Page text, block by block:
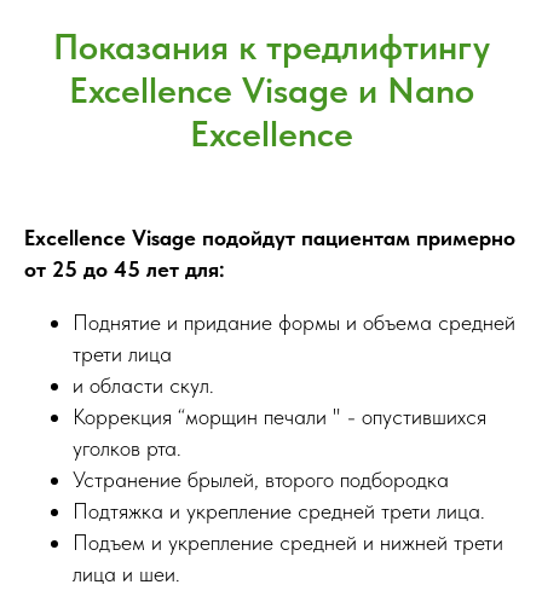
Показания к тредлифтингу
Excellence Visage и Nano
Excellence
Excellence Visage подойдут пациентам примерно
от 25 до 45 лет для:
Поднятие и придание формы и объема средней
трети лица
и области скул.
Коррекция “морщин печали " - опустившихся
уголков рта.
Устранение брылей, второго подбородка
Подтяжка и укрепление средней трети лица.
Подъем и укрепление средней и нижней трети
лица и шеи.